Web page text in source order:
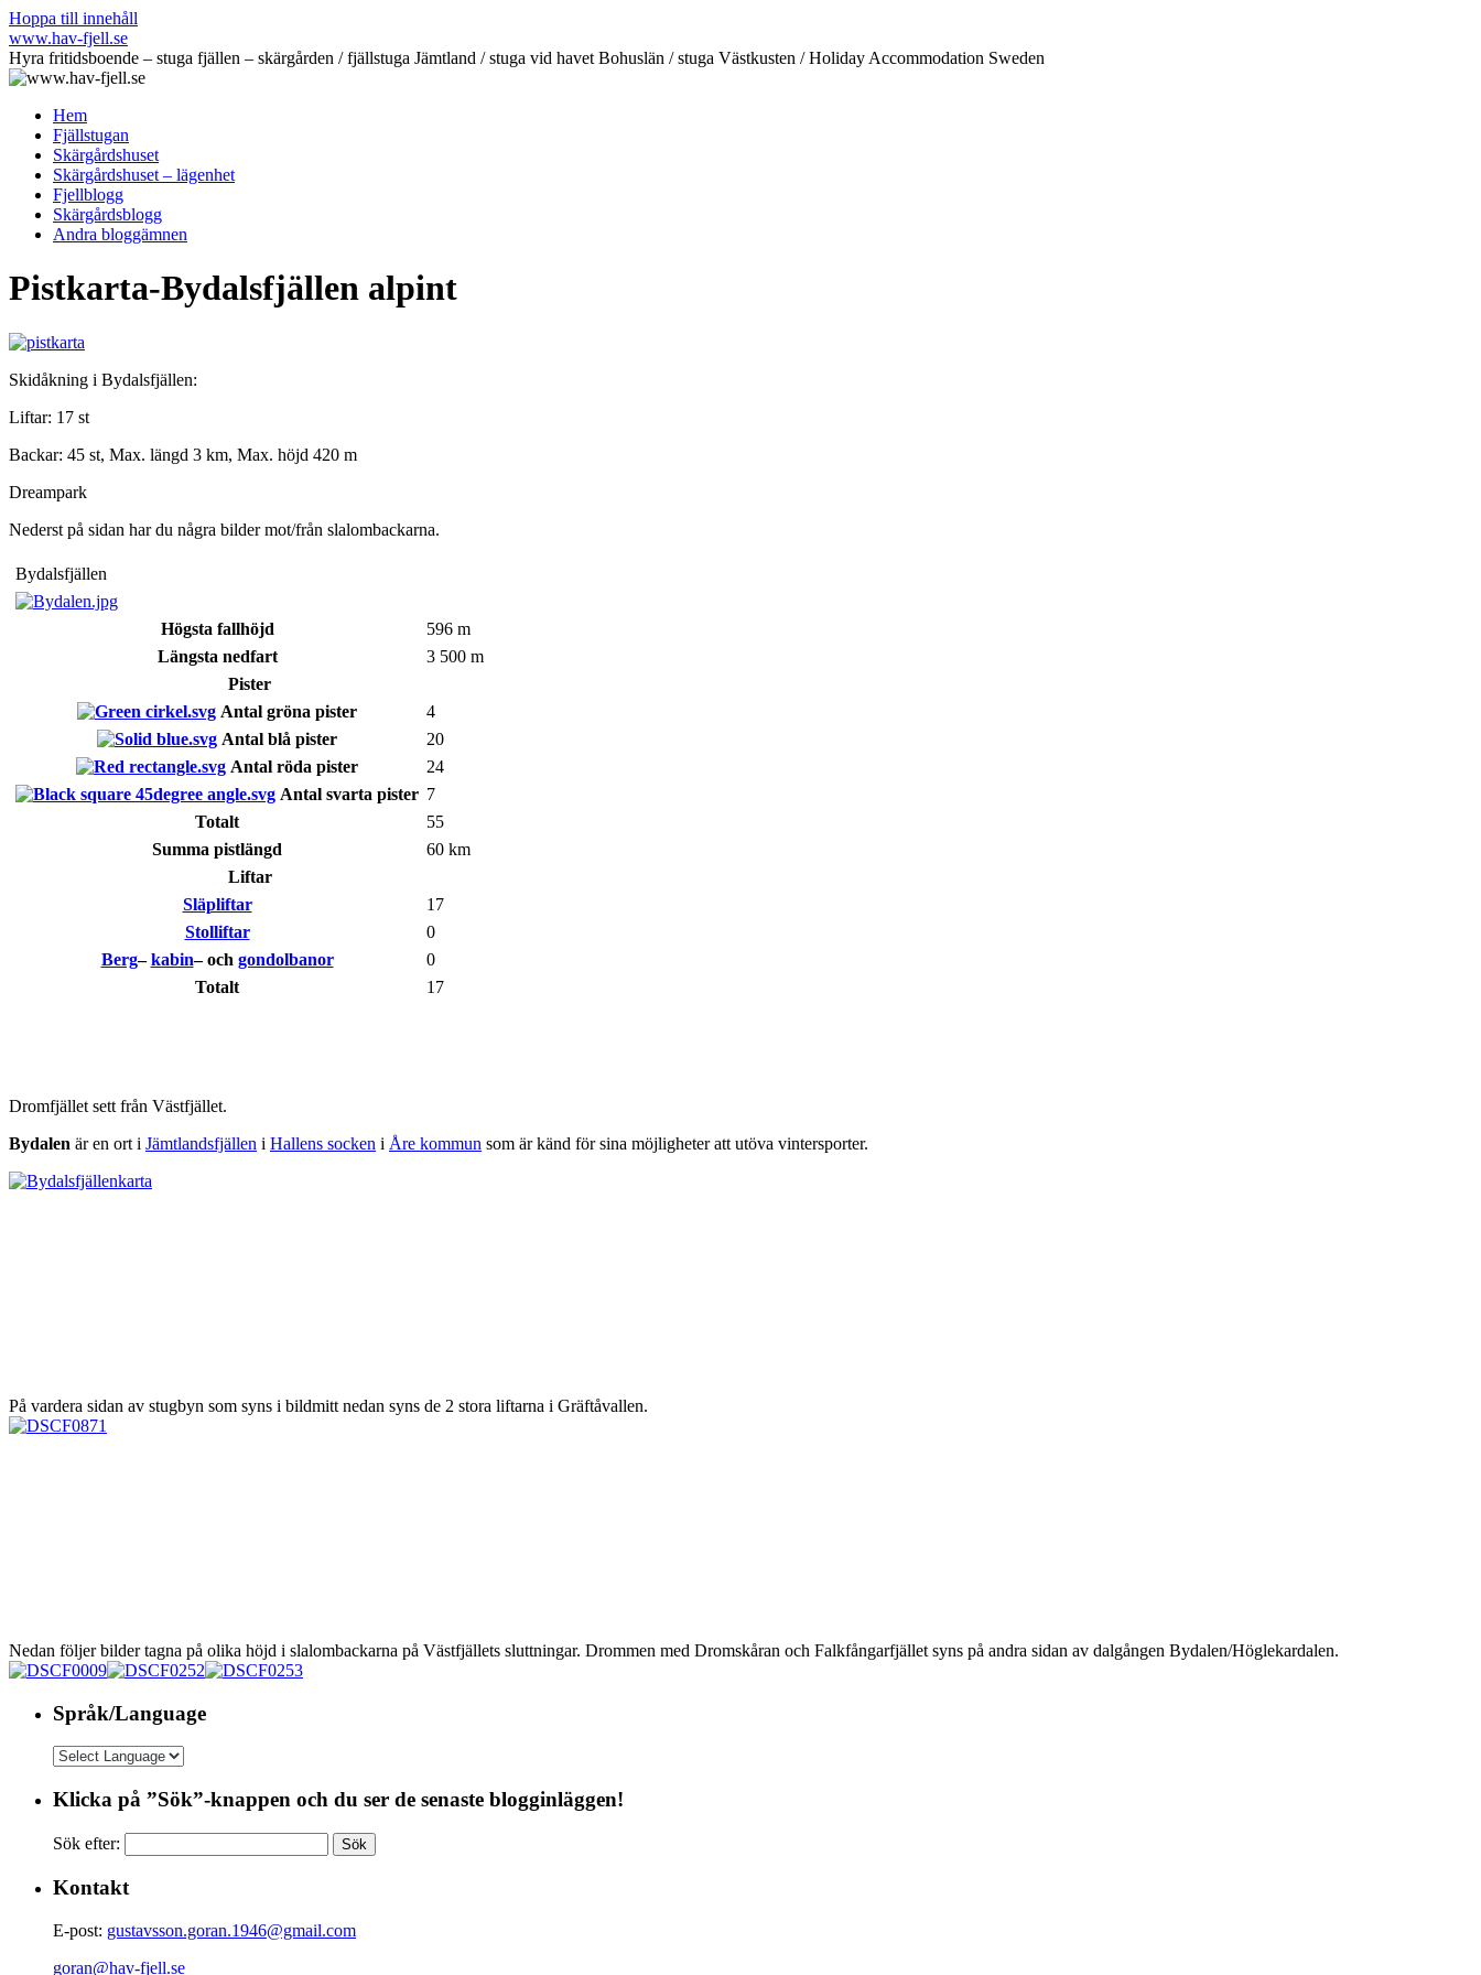
Hoppa till innehåll
www.hav-fjell.se
Hyra fritidsboende – stuga fjällen – skärgården / fjällstuga Jämtland / stuga vid havet Bohuslän / stuga Västkusten / Holiday Accommodation Sweden
Hem
Fjällstugan
Skärgårdshuset
Skärgårdshuset – lägenhet
Fjellblogg
Skärgårdsblogg
Andra bloggämnen
Pistkarta-Bydalsfjällen alpint
Skidåkning i Bydalsfjällen:
Liftar: 17 st
Backar: 45 st, Max. längd 3 km, Max. höjd 420 m
Dreampark
Nederst på sidan har du några bilder mot/från slalombackarna.
Bydalsfjällen
Högsta fallhöjd
596 m
Längsta nedfart
3 500 m
Pister
Antal gröna pister
4
Antal blå pister
20
Antal röda pister
24
Antal svarta pister 7
Totalt
55
Summa pistlängd
60 km
Liftar
Släpliftar
17
Stolliftar
0
Berg–kabin– och gondolbanor
0
Totalt
17
Dromfjället sett från Västfjället.
Bydalen är en ort i Jämtlandsfjällen i Hallens socken i Åre kommun som är känd för sina möjligheter att utöva vintersporter.
På vardera sidan av stugbyn som syns i bildmitt nedan syns de 2 stora liftarna i Gräftåvallen.
Nedan följer bilder tagna på olika höjd i slalombackarna på Västfjällets sluttningar. Drommen med Dromskåran och Falkfångarfjället syns på andra sidan av dalgången Bydalen/Höglekardalen.
Språk/Language
Klicka på ”Sök”-knappen och du ser de senaste blogginläggen!
Sök efter:
Kontakt
E-post: gustavsson.goran.1946@gmail.com
goran@hav-fjell.se